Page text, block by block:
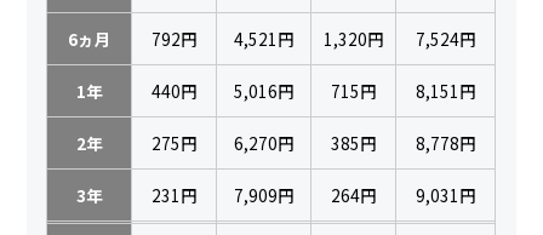
6ヵ月 792円 4,521円 1,320円 7,524円
1年 440円 5,016円 715円 8,151円
2年 275円 6,270円 385円 8,778円
3年 231円 7,909円 264円 9,031円